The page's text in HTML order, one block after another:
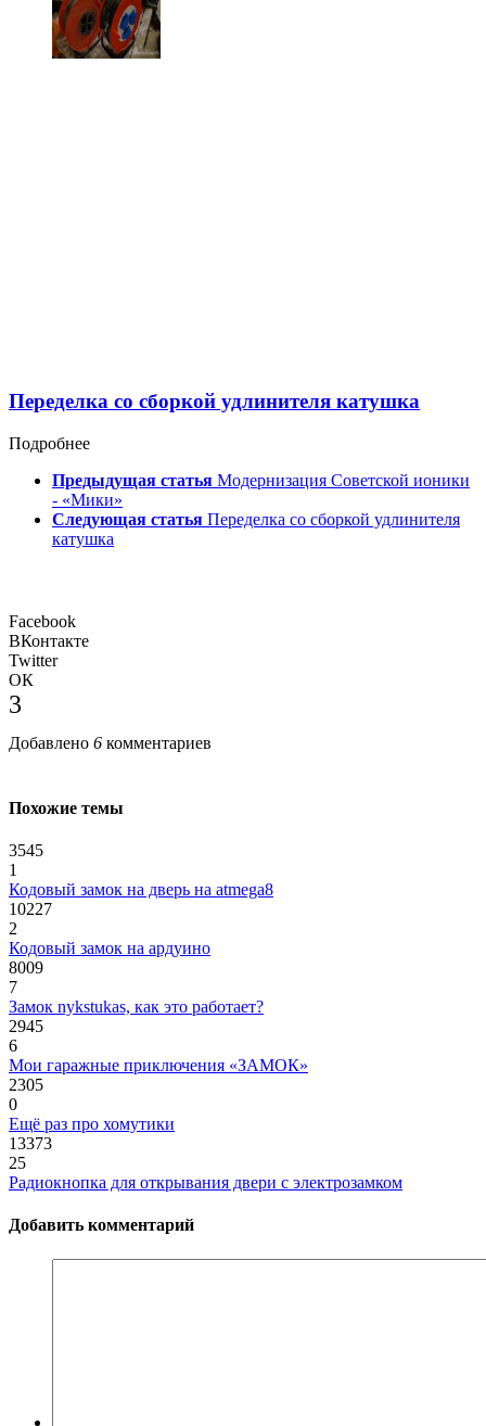
Переделка со сборкой удлинителя катушка
Подробнее
Предыдущая статья Модернизация Советской ионики
- «Мики»
Следующая статья Переделка со сборкой удлинителя
катушка
Facebook
ВКонтакте
Twitter
ОК
3
Добавлено 6 комментариев
Похожие темы
3545
1
Кодовый замок на дверь на atmega8
10227
2
Кодовый замок на ардуино
8009
7
Замок nykstukas, как это работает?
2945
6
Мои гаражные приключения «ЗАМОК»
2305
0
Ещё раз про хомутики
13373
25
Радиокнопка для открывания двери с электрозамком
Добавить комментарий